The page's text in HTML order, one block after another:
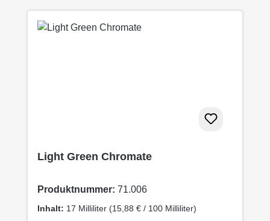
Light Green Chromate
Produktnummer: 71.006
Inhalt: 17 Milliliter (15,88 € / 100 Milliliter)